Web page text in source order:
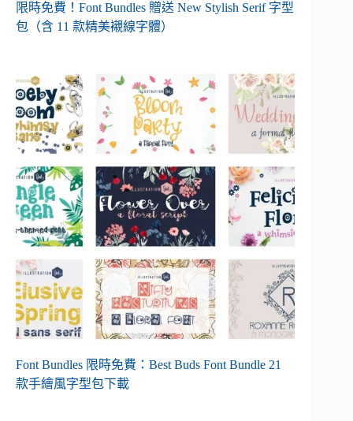
限時免費！Font Bundles 贈送 New Stylish Serif 字型
包（含 11 款精美襯線字體）
Font Bundles 限時免費：Best Buds Font Bundle 21
款手繪風字型包下載